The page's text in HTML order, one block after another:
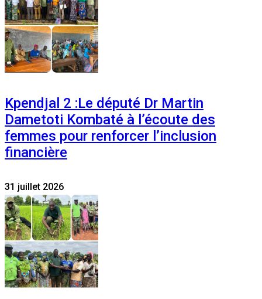
Kpendjal 2 :Le député Dr Martin
Dametoti Kombaté à l’écoute des
femmes pour renforcer l’inclusion
financière
31 juillet 2026